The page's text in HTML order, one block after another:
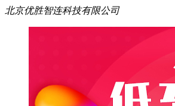
北京优胜智连科技有限公司